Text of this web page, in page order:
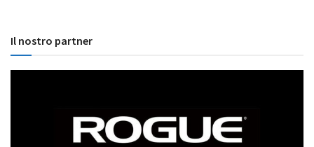
Il nostro partner